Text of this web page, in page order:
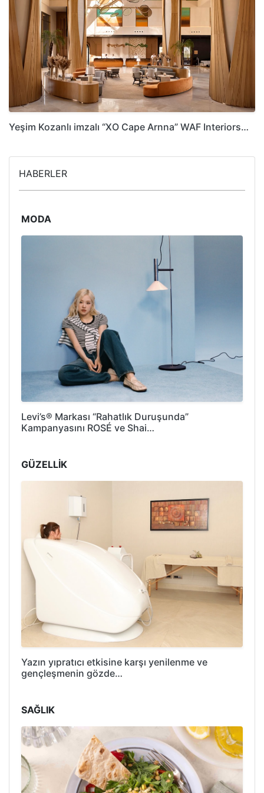
Yeşim Kozanlı imzalı “XO Cape Arnna” WAF Interiors…
HABERLER
MODA
Levi’s® Markası “Rahatlık Duruşunda”
Kampanyasını ROSÉ ve Shai…
GÜZELLİK
Yazın yıpratıcı etkisine karşı yenilenme ve
gençleşmenin gözde…
SAĞLIK